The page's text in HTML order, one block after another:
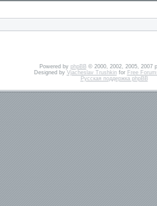
Powered by phpBB© 2000, 2002, 2005, 2007
Designed by Vjacheslav Trushkinfor Free
Русская поддержка phpBB